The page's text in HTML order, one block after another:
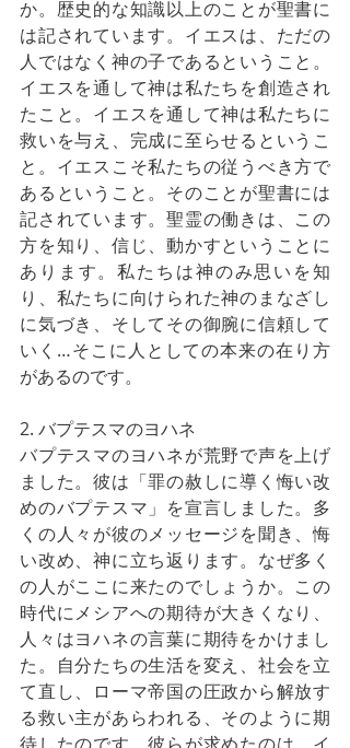
か。歴史的な知識以上のことが聖書に
は記されています。イエスは、ただの
人ではなく神の子であるということ。
イエスを通して神は私たちを創造され
たこと。イエスを通して神は私たちに
救いを与え、完成に至らせるというこ
と。イエスこそ私たちの従うべき方で
あるということ。そのことが聖書には
記されています。聖霊の働きは、この
方を知り、信じ、動かすということに
あります。私たちは神のみ思いを知
り、私たちに向けられた神のまなざし
に気づき、そしてその御腕に信頼して
いく…そこに人としての本来の在り方
があるのです。
2. バプテスマのヨハネ
バプテスマのヨハネが荒野で声を上げ
ました。彼は「罪の赦しに導く悔い改
めのバプテスマ」を宣言しました。多
くの人々が彼のメッセージを聞き、悔
い改め、神に立ち返ります。なぜ多く
の人がここに来たのでしょうか。この
時代にメシアへの期待が大きくなり、
人々はヨハネの言葉に期待をかけまし
た。自分たちの生活を変え、社会を立
て直し、ローマ帝国の圧政から解放す
る救い主があらわれる、そのように期